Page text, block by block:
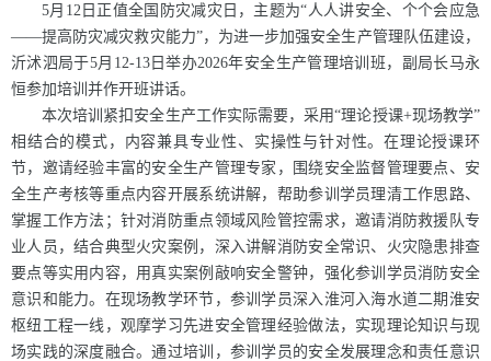
5月12日正值全国防灾减灾日，主题为“人人讲安全、个个会应急
——提高防灾减灾救灾能力”，为进一步加强安全生产管理队伍建设，
沂沭泗局于5月12-13日举办2026年安全生产管理培训班，副局长马永
恒参加培训并作开班讲话。
本次培训紧扣安全生产工作实际需要，采用“理论授课+现场教学”
相结合的模式，内容兼具专业性、实操性与针对性。在理论授课环
节，邀请经验丰富的安全生产管理专家，围绕安全监督管理要点、安
全生产考核等重点内容开展系统讲解，帮助参训学员理清工作思路、
掌握工作方法；针对消防重点领域风险管控需求，邀请消防救援队专
业人员，结合典型火灾案例，深入讲解消防安全常识、火灾隐患排查
要点等实用内容，用真实案例敲响安全警钟，强化参训学员消防安全
意识和能力。在现场教学环节，参训学员深入淮河入海水道二期淮安
枢纽工程一线，观摩学习先进安全管理经验做法，实现理论知识与现
场实践的深度融合。通过培训，参训学员的安全发展理念和责任意识